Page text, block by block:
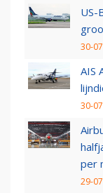
US-
30-
AIS
30-
per
29-